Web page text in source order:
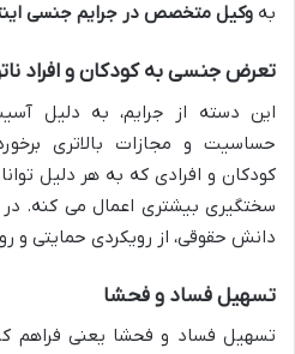
به وکیل متخصص در جرایم جنسی
تعرض جنسی به کودکان و افراد
این دسته از جرایم، به دلیل
حساسیت و مجازات بالاتری
کودکان و افرادی که به هر دلیل
سختگیری بیشتری اعمال می کنه. در
دانش حقوقی، از رویکردی حمایتی و
تسهیل فساد و فحشا
تسهیل فساد و فحشا یعنی فراهم